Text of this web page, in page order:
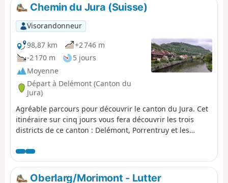
la Grande Roche. Le village de Lucelle en Suisse ne
dispose plus d'hébergement, vous ferez une petite
incursion en Alsace, dans la commune de Lucelle France
à l'auberge du Petit Kolhberg.
Chemin du Jura (Suisse)
Visorandonneur
98,87 km
+2 746 m
-2 170 m
5 jours
Moyenne
Départ à Delémont (Canton du
Jura)
Agréable parcours pour découvrir le canton du Jura. Cet
itinéraire sur cinq jours vous fera découvrir les trois
districts de ce canton : Delémont, Porrentruy et les
Oberlarg/Morimont - Lutter